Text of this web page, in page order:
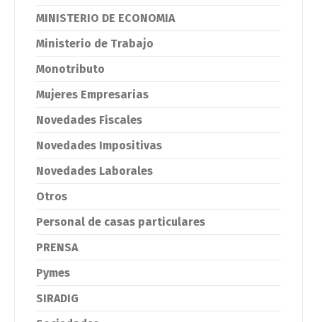
MINISTERIO DE ECONOMIA
Ministerio de Trabajo
Monotributo
Mujeres Empresarias
Novedades Fiscales
Novedades Impositivas
Novedades Laborales
Otros
Personal de casas particulares
PRENSA
Pymes
SIRADIG